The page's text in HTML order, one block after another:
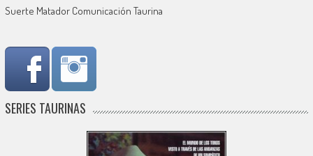
Suerte Matador Comunicación Taurina
SERIES TAURINAS